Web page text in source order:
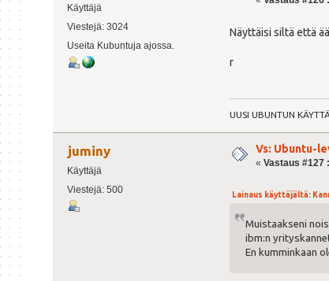
Käyttäjä
Viestejä: 3024
Useita Kubuntuja ajossa.
Näyttäisi siltä että
r
UUSI UBUNTUN
juminy
Käyttäjä
Viestejä: 500
Vs: Ubuntu-
«Vastaus #127 :
Lainaus käyttäjältä:
Muistaakseni
ibm:n
En kumminkaan